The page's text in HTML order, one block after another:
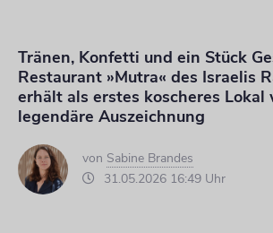
Tränen, Konfetti und ein Stück
Restaurant »Mutra« des Israelis
erhält als erstes koscheres
legendäre Auszeichnung
von Sabine Brandes
31.05.2026 16:49 Uhr